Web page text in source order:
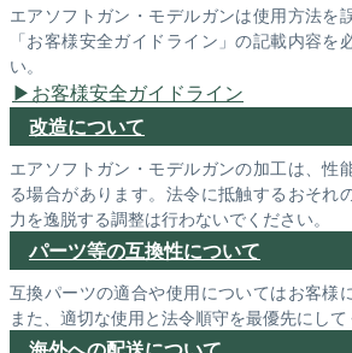
エアソフトガン・モデルガンは使用方法を
「お客様安全ガイドライン」の記載内容を
い。
お客様安全ガイドライン
改造について
エアソフトガン・モデルガンの加工は、性
る場合があります。法令に抵触するおそれ
力を逸脱する調整は行わないでください。
パーツ等の互換性について
互換パーツの適合や使用についてはお客様
また、適切な使用と法令順守を最優先にして